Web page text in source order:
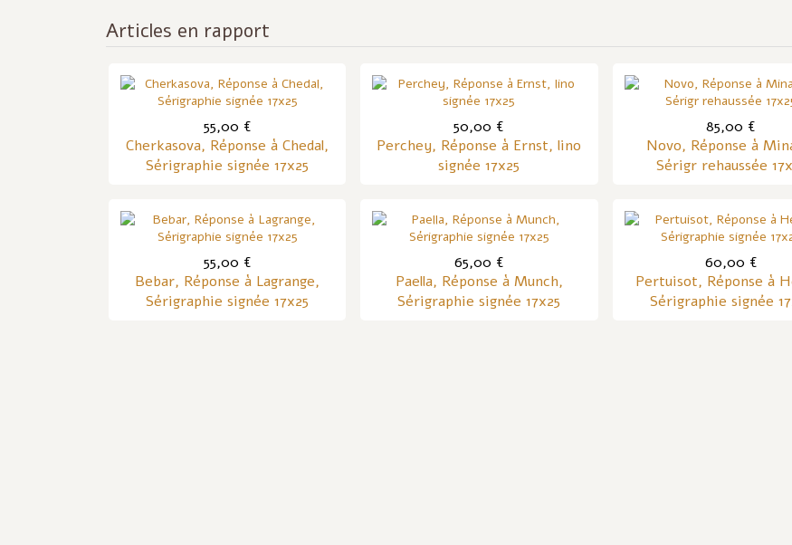
Articles en rapport
55,00 €
Cherkasova, Réponse à Chedal,
Sérigraphie signée 17x25
50,00 €
Perchey, Réponse à Ernst, lino
signée 17x25
85,00 €
Novo, Réponse à
Sérigr rehaussée
55,00 €
Bebar, Réponse à Lagrange,
Sérigraphie signée 17x25
65,00 €
Paella, Réponse à Munch,
Sérigraphie signée 17x25
60,00 €
Pertuisot, Réponse à
Sérigraphie signée